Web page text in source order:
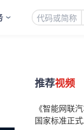
推荐视频
《智能网联
国家标准正